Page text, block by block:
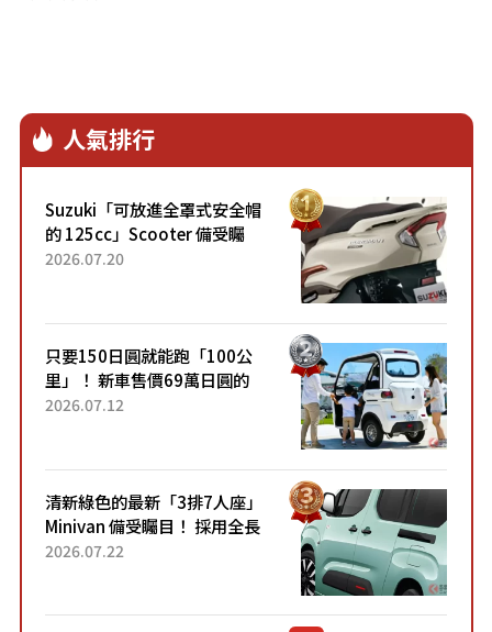
人氣排行
Suzuki「可放進全罩式安全帽
的 125cc」Scooter 備受矚
目！採用全新流線設計與各項
2026.07.20
只要150日圓就能跑「100公
里」！ 新車售價69萬日圓的
「3人座」Trike大受歡迎！ 順
2026.07.12
清新綠色的最新「3排7人座」
Minivan 備受矚目！ 採用全長
4.7公尺剛剛好的車身尺寸與
2026.07.22